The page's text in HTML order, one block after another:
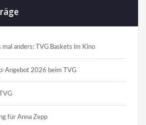
mal anders: TVG Baskets im Kino
Angebot 2026 beim TVG
für Anna Zepp